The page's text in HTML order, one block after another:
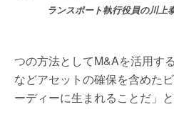
ランスポート執行役員の川上
つの方法としてM&Aを活用す
などアセットの確保を含めた
ーディーに生まれることだ」と